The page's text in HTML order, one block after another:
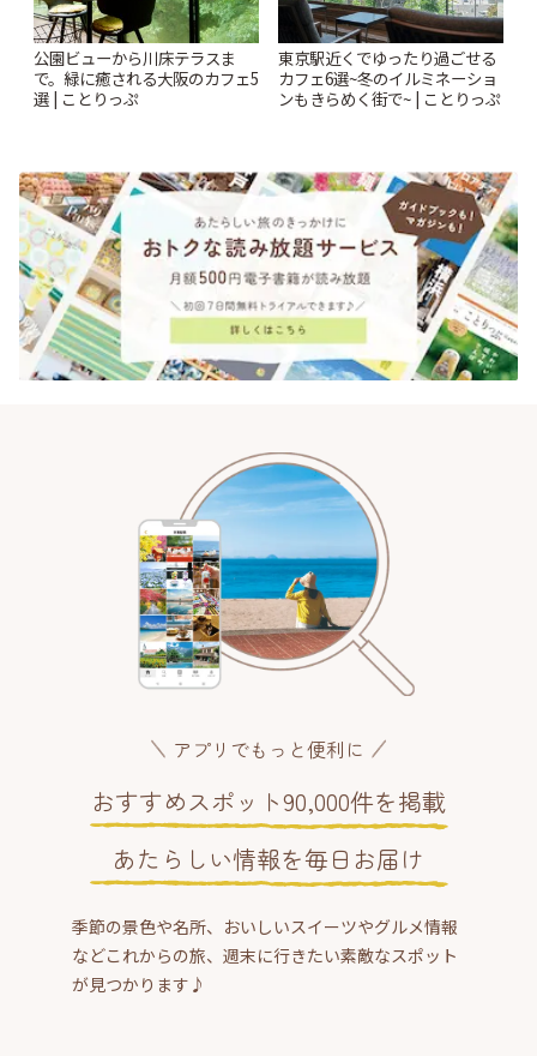
公園ビューから川床テラスま
で。緑に癒される大阪のカフェ5
選 | ことりっぷ
東京駅近くでゆったり過ごせる
カフェ6選~冬のイルミネーショ
ンもきらめく街で~ | ことりっぷ
アプリでもっと便利に
おすすめスポット90,000件を掲載
あたらしい情報を毎日お届け
季節の景色や名所、おいしいスイーツやグルメ情報
などこれからの旅、週末に行きたい素敵なスポット
が見つかります♪